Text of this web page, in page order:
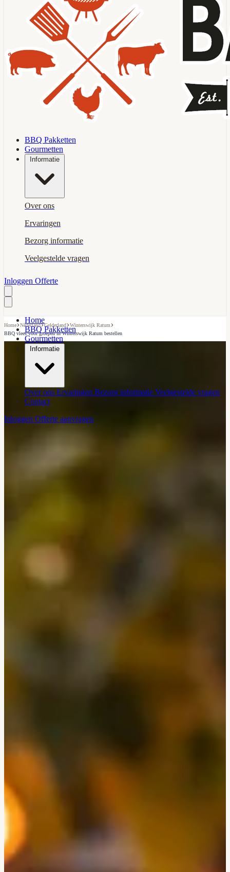
BBQ Pakketten
Gourmetten
Informatie
Over ons
Ervaringen
Bezorg informatie
Veelgestelde vragen
Inloggen Offerte
Home
BBQ Pakketten
Gourmetten
Informatie
Over ons Ervaringen Bezorg informatie Veelgestelde vragen
Contact
Inloggen Offerte aanvragen
Home›Nederland›Gelderland›Winterswijk Ratum›
BBQ vlees voor groepen in Winterswijk Ratum bestellen